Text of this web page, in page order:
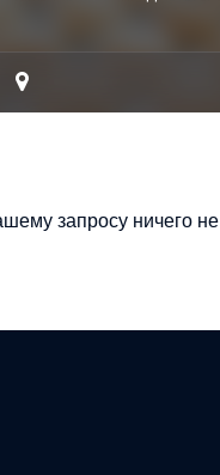
запросу ничего